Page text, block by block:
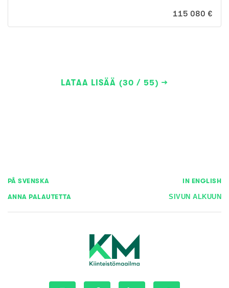
115 080 €
LATAA LISÄÄ (30 / 55)
PÅ SVENSKA IN ENGLISH
ANNA PALAUTETTA SIVUN ALKUUN